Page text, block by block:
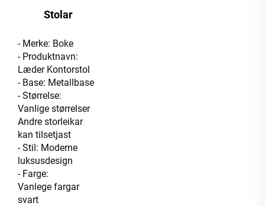
Stolar
- Merke: Boke
- Produktnavn:
Læder Kontorstol
- Base: Metallbase
- Størrelse:
Vanlige størrelser
Andre storleikar
kan tilsetjast
- Stil: Moderne
luksusdesign
- Farge:
Vanlege fargar
svart